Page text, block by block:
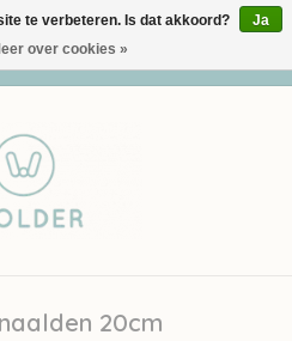
20cm
te verbeteren. Is dat akkoord?
Ja
over cookies »